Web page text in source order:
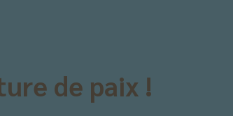
de paix !